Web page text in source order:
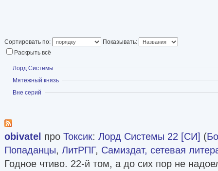
Сортировать по:
Показывать:
Раскрыть всё
Показать
Лорд Системы
Показать
Мятежный князь
Показать
Вне серий
obivatel про Токсик: Лорд Системы 22 [СИ] (
Попаданцы, ЛитРПГ, Самиздат, сетевая
Годное чтиво. 22-й том, а до сих пор не